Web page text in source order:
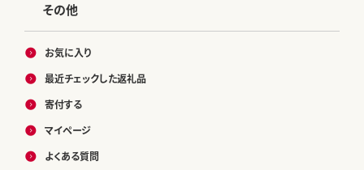
その他
お気に入り
最近チェックした返礼品
寄付する
マイページ
よくある質問